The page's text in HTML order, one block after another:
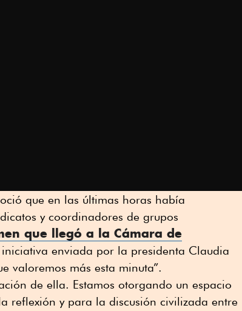
que en las últimas horas había
y coordinadores de grupos
que llegó a la Cámara de
enviada por la presidenta Claudia
valoremos más esta minuta”.
de ella. Estamos otorgando un espacio
reflexión y para la discusión civilizada entre